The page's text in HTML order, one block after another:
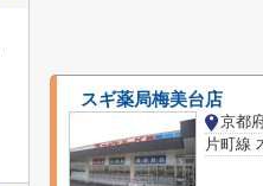
スギ薬局梅美台店
京都
片町線